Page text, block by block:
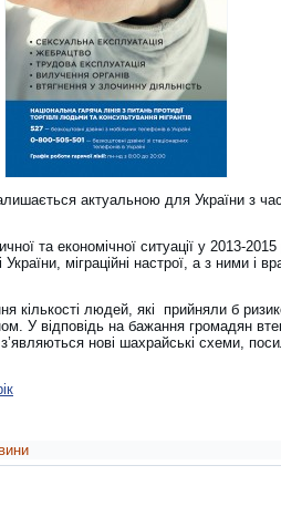
актуальною для України з
та економічної ситуації у 2013-
міграційні настрої, а з ними і
кількості людей, які прийняли б
У відповідь на бажання громадян
нові шахрайські схеми,